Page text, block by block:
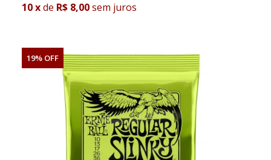
10xde R$ 8,00sem juros
19% OFF